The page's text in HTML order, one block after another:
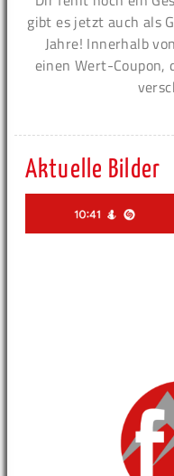
gibt es jetzt auch als
Jahre! Innerhalb
einen Wert-Coupon,
Aktuelle Bilder